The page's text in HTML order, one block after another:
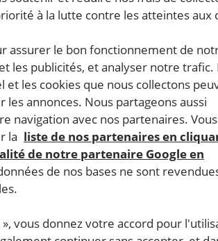
à la lutte contre les atteintes aux
assurer le bon fonctionnement de
les publicités, et analyser notre trafic.
et les cookies que nous collectons
annonces. Nous partageons aussi
navigation avec nos partenaires. Vous
la liste de nos partenaires en
de notre partenaire Google en
de nos bases ne sont
», vous donnez votre accord pour